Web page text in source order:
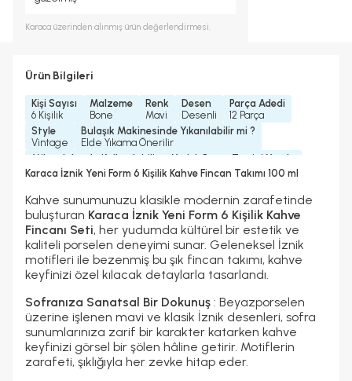
Karaca üzerinden alınmış ürün değerlendirmesi.
Ürün Bilgileri
Kişi Sayısı
6 Kişilik
Malzeme
Bone
Renk
Mavi
Desen
Desenli
Parça Adedi
12 Parça
Style
Vintage
Bulaşık Makinesinde Yıkanılabilir mi ?
Elde Yıkama Önerilir
Mikrodalgada Kullanılabilir
Hayır
Yedek Parça Temini Yapılır
Hayır
Standart
Karaca İznik Yeni Form 6 Kişilik Kahve Fincan Takımı 100 ml
Kahve sunumunuzu klasikle modernin zarafetinde
buluşturan Karaca İznik Yeni Form 6 Kişilik Kahve
Fincanı Seti, her yudumda kültürel bir estetik ve
kaliteli porselen deneyimi sunar. Geleneksel İznik
motifleri ile bezenmiş bu şık fincan takımı, kahve
keyfinizi özel kılacak detaylarla tasarlandı.
Sofranıza Sanatsal Bir Dokunuş : Beyazporselen
üzerine işlenen mavi ve klasik İznik desenleri, sofra
sunumlarınıza zarif bir karakter katarken kahve
keyfinizi görsel bir şölen hâline getirir. Motiflerin
zarafeti, şıklığıyla her zevke hitap eder.